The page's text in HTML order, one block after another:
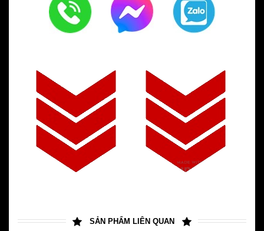
SẢN PHẨM LIÊN QUAN